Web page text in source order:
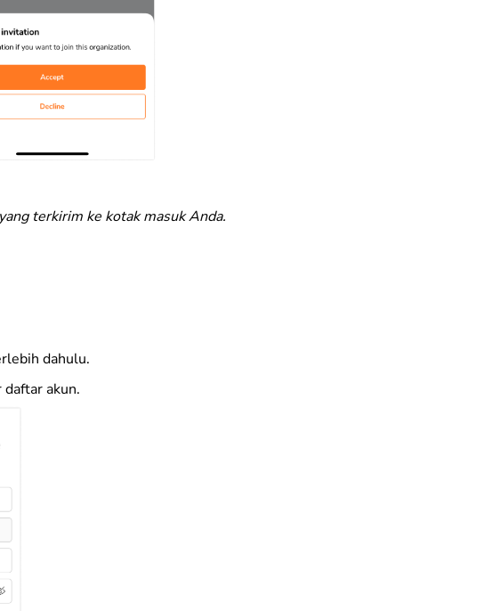
terkirim ke kotak masuk Anda.
dahulu.
akun.